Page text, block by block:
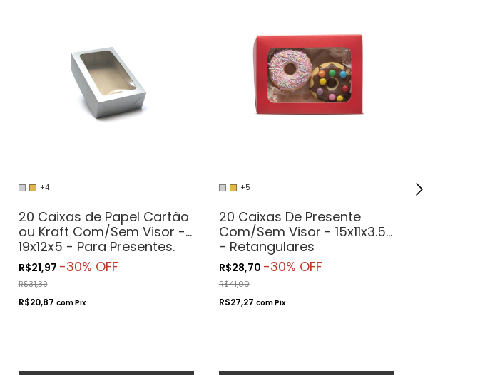
+4
20 Caixas de Papel Cartão
ou Kraft Com/Sem Visor -
19x12x5 - Para Presentes.
Cosméticos ou
Artesanatos
R$21,97 -30% OFF
R$31,39
R$20,87 comPix
+5
20 Caixas De Presente
Com/Sem Visor - 15x11x3.5
- Retangulares
R$28,70 -30% OFF
R$41,00
R$27,27 comPix